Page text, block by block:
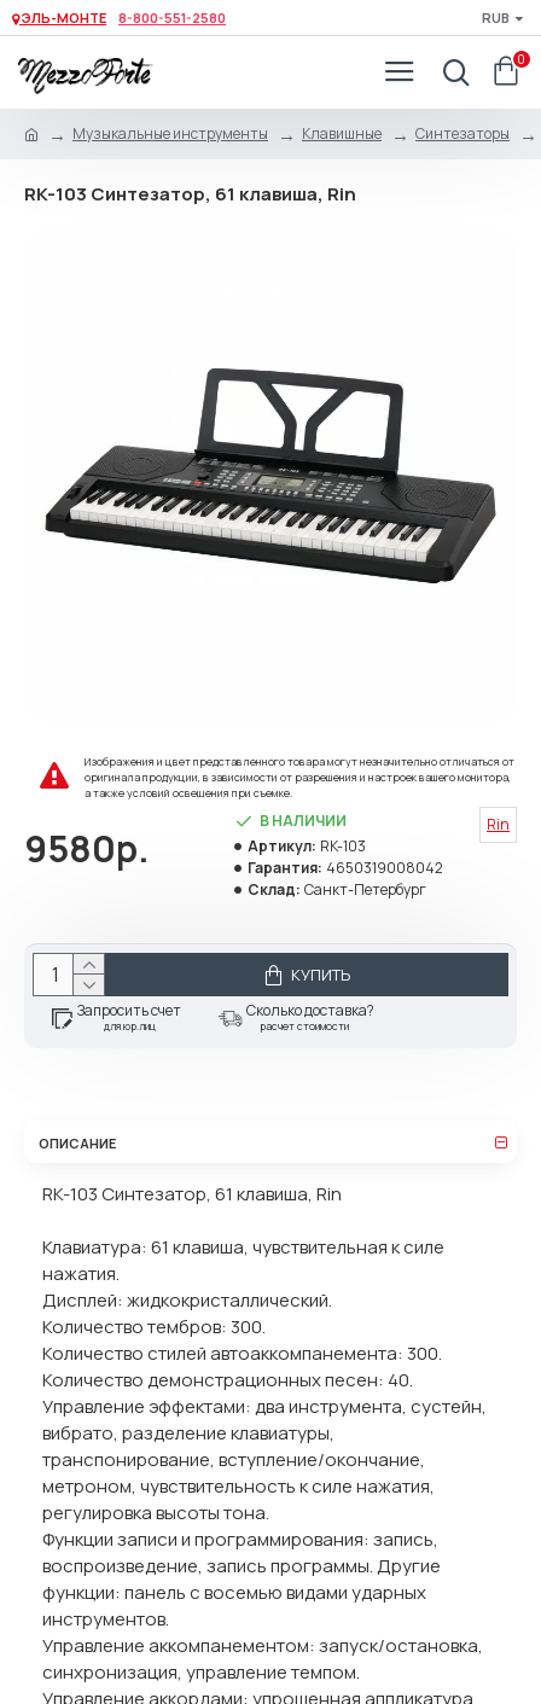
ЭЛЬ-МОНТЕ 8-800-551-2580 RUB
0
Музыкальные инструменты Клавишные Синтезаторы
RK-103 Синтезатор, 61 клавиша, Rin
Изображения и цвет представленного товара могут незначительно отличаться от
оригинала продукции, в зависимости от разрешения и настроек вашего монитора,
а также условий освещения при съемке.
9580р.
В НАЛИЧИИ
Артикул: RK-103
Гарантия: 4650319008042
Склад: Санкт-Петербург
Rin
КУПИТЬ
Запросить счет
для юр.лиц
Сколько доставка?
расчет стоимости
ОПИСАНИЕ
RK-103 Синтезатор, 61 клавиша, Rin
Клавиатура: 61 клавиша, чувствительная к силе
нажатия.
Дисплей: жидкокристаллический.
Количество тембров: 300.
Количество стилей автоаккомпанемента: 300.
Количество демонстрационных песен: 40.
Управление эффектами: два инструмента, сустейн,
вибрато, разделение клавиатуры,
транспонирование, вступление/окончание,
метроном, чувствительность к силе нажатия,
регулировка высоты тона.
Функции записи и программирования: запись,
воспроизведение, запись программы. Другие
функции: панель с восемью видами ударных
инструментов.
Управление аккомпанементом: запуск/остановка,
синхронизация, управление темпом.
Управление аккордами: упрощенная аппликатура,